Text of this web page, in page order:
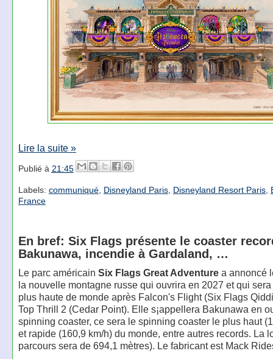
Lire la suite »
Publié à 21:45
Labels: communiqué, Disneyland Paris, Disneyland Resort Paris,
France
En bref: Six Flags présente le coaster
Bakunawa, incendie à Gardaland, …
Le parc américain Six Flags Great Adventurea annoncé
la nouvelle montagne russe qui ouvrira en 2027 et qui
plus haute de monde après Falcon's Flight (Six Flags
Top Thrill 2 (Cedar Point). Elle s¡appellera Bakunawa en
spinning coaster, ce sera le spinning coaster le plus haut
et rapide (160,9 km/h) du monde, entre autres records. La
parcours sera de 694,1 mètres). Le fabricant est Mack